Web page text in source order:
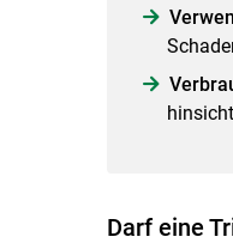
Darf eine